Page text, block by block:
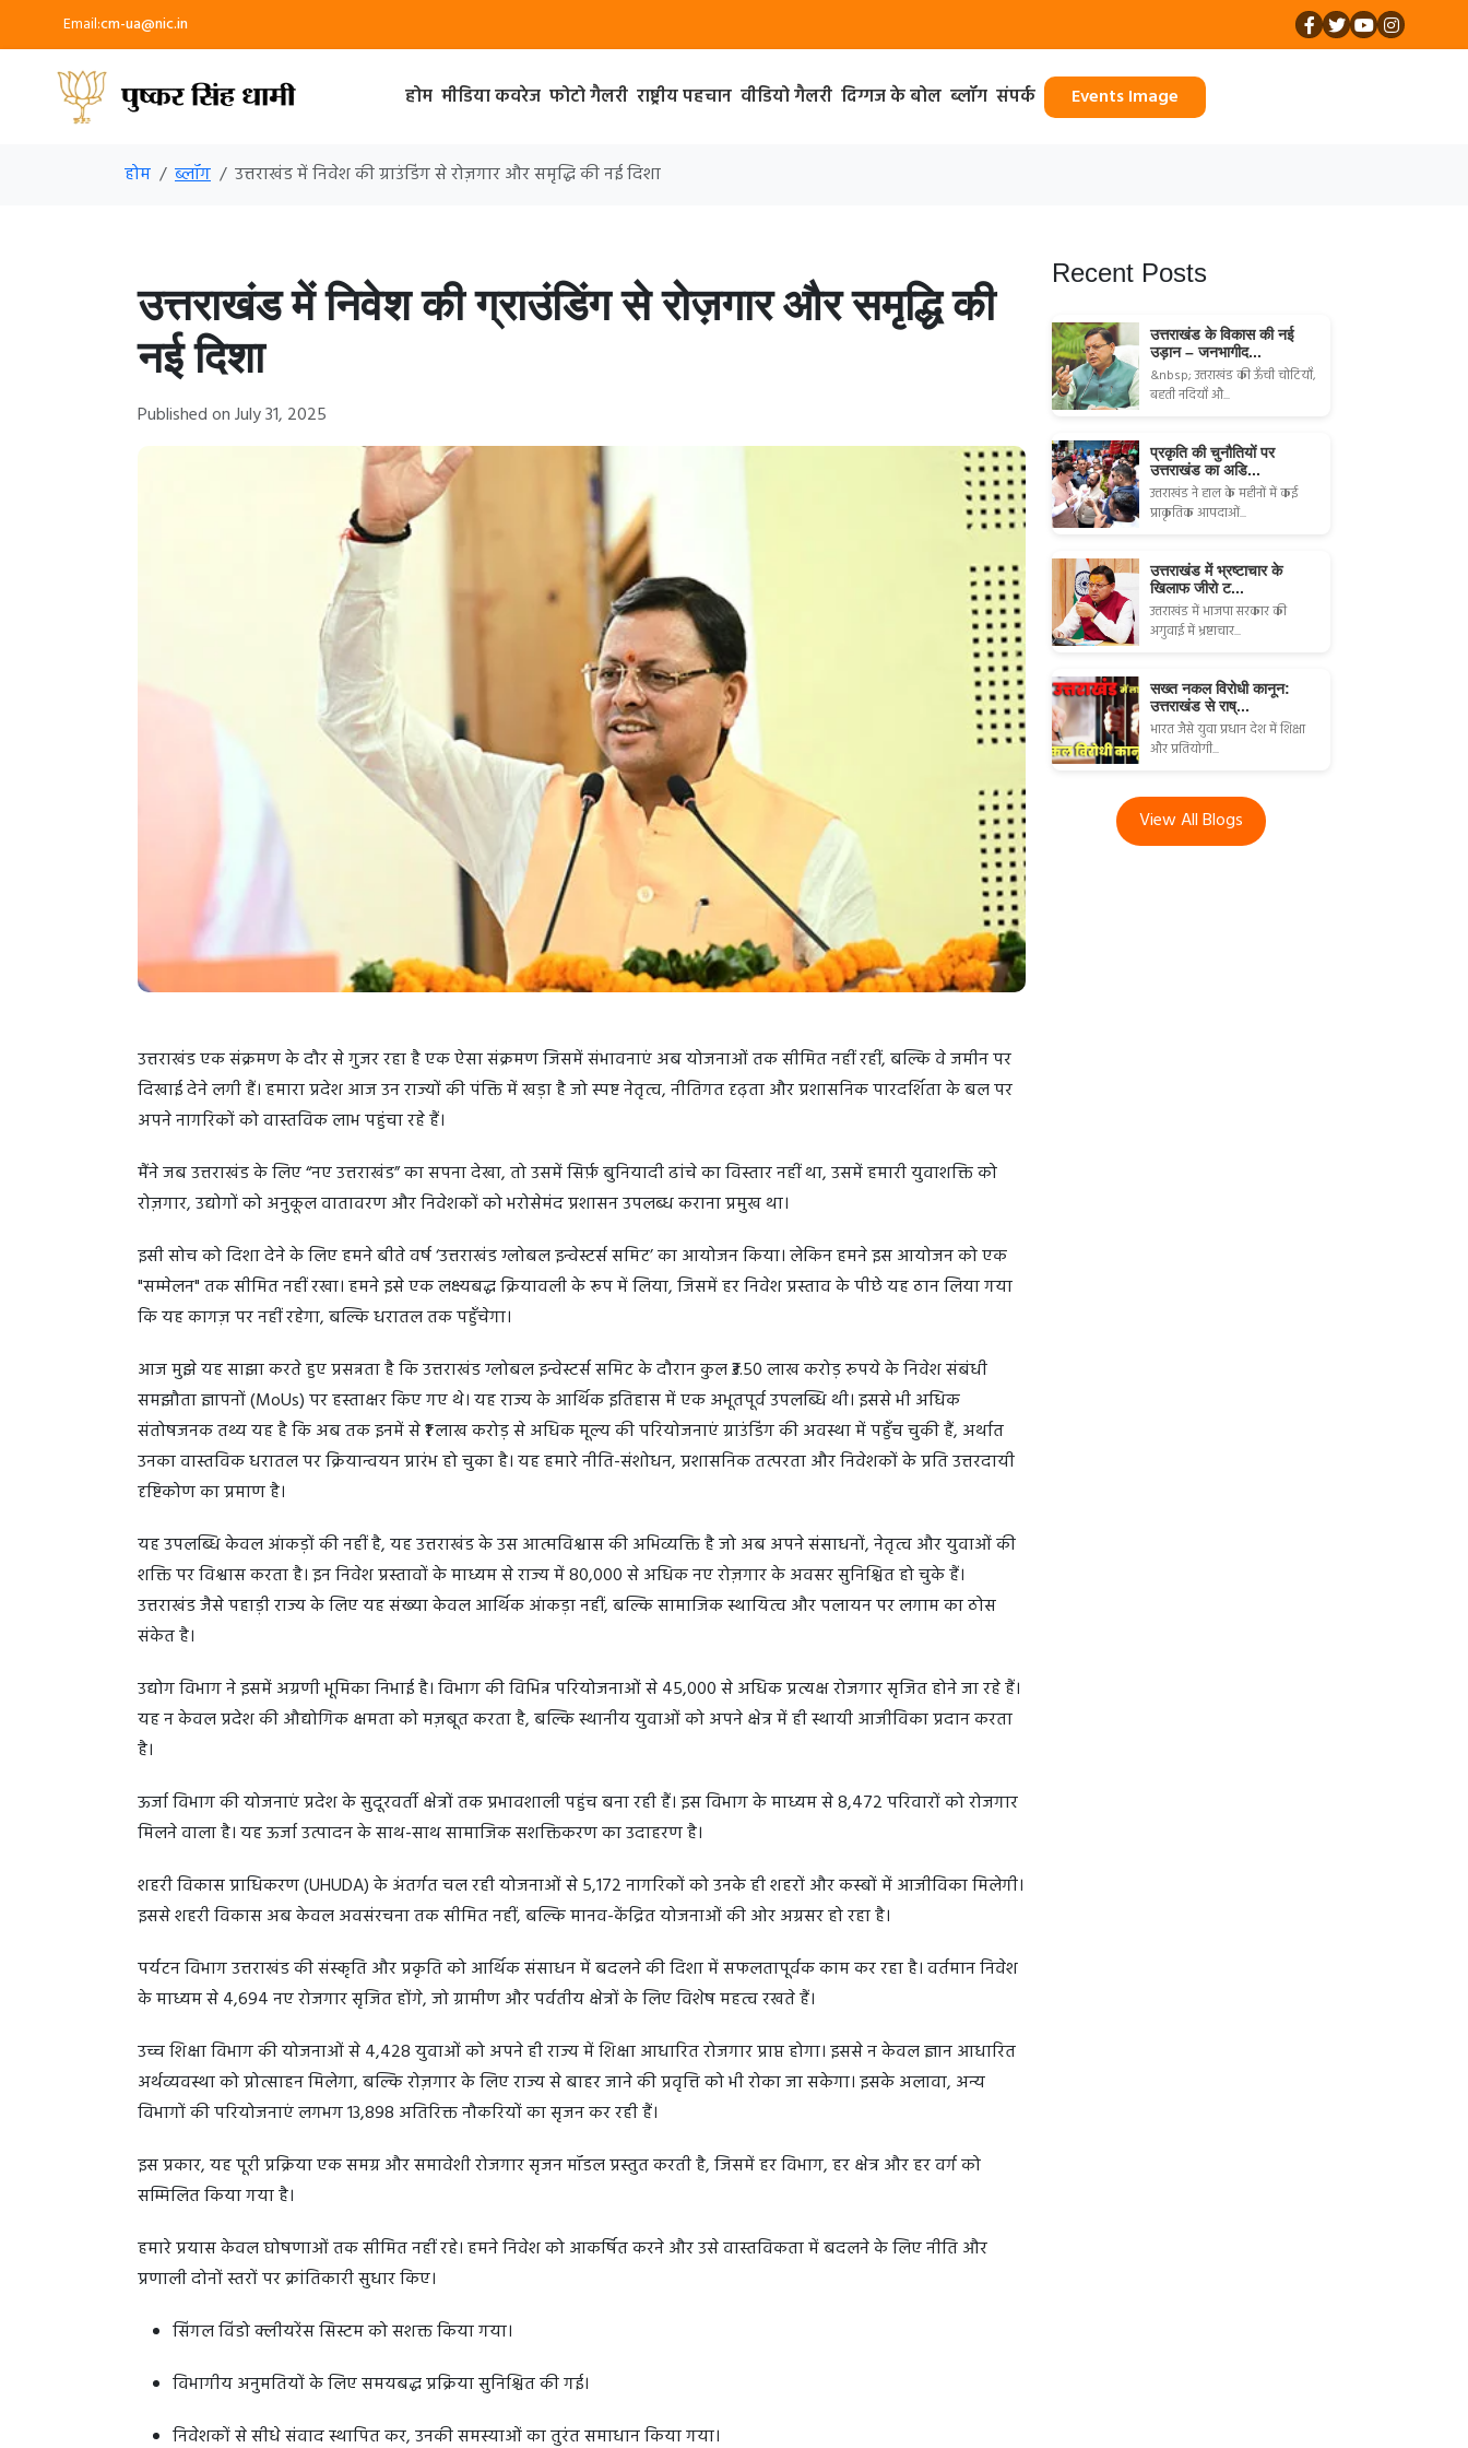
Email:cm-ua@nic.in
होम मीडिया कवरेज फोटो गैलरी राष्ट्रीय पहचान वीडियो गैलरी दिग्गज के बोल ब्लॉग संपर्क Events Image
होम ब्लॉग उत्तराखंड में निवेश की ग्राउंडिंग से रोज़गार और समृद्धि की नई दिशा
उत्तराखंड में निवेश की ग्राउंडिंग से रोज़गार और समृद्धि की
नई दिशा
Published on July 31, 2025
उत्तराखंड एक संक्रमण के दौर से गुजर रहा है एक ऐसा संक्रमण जिसमें संभावनाएं अब योजनाओं तक सीमित नहीं रहीं, बल्कि वे जमीन पर
दिखाई देने लगी हैं। हमारा प्रदेश आज उन राज्यों की पंक्ति में खड़ा है जो स्पष्ट नेतृत्व, नीतिगत दृढ़ता और प्रशासनिक पारदर्शिता के बल पर
अपने नागरिकों को वास्तविक लाभ पहुंचा रहे हैं।
मैंने जब उत्तराखंड के लिए “नए उत्तराखंड” का सपना देखा, तो उसमें सिर्फ़ बुनियादी ढांचे का विस्तार नहीं था, उसमें हमारी युवाशक्ति को
रोज़गार, उद्योगों को अनुकूल वातावरण और निवेशकों को भरोसेमंद प्रशासन उपलब्ध कराना प्रमुख था।
इसी सोच को दिशा देने के लिए हमने बीते वर्ष ‘उत्तराखंड ग्लोबल इन्वेस्टर्स समिट’ का आयोजन किया। लेकिन हमने इस आयोजन को एक
"सम्मेलन" तक सीमित नहीं रखा। हमने इसे एक लक्ष्यबद्ध क्रियावली के रूप में लिया, जिसमें हर निवेश प्रस्ताव के पीछे यह ठान लिया गया
कि यह कागज़ पर नहीं रहेगा, बल्कि धरातल तक पहुँचेगा।
आज मुझे यह साझा करते हुए प्रसन्नता है कि उत्तराखंड ग्लोबल इन्वेस्टर्स समिट के दौरान कुल ₹3.50 लाख करोड़ रुपये के निवेश संबंधी
समझौता ज्ञापनों (MoUs) पर हस्ताक्षर किए गए थे। यह राज्य के आर्थिक इतिहास में एक अभूतपूर्व उपलब्धि थी। इससे भी अधिक
संतोषजनक तथ्य यह है कि अब तक इनमें से ₹1 लाख करोड़ से अधिक मूल्य की परियोजनाएं ग्राउंडिंग की अवस्था में पहुँच चुकी हैं, अर्थात
उनका वास्तविक धरातल पर क्रियान्वयन प्रारंभ हो चुका है। यह हमारे नीति-संशोधन, प्रशासनिक तत्परता और निवेशकों के प्रति उत्तरदायी
दृष्टिकोण का प्रमाण है।
यह उपलब्धि केवल आंकड़ों की नहीं है, यह उत्तराखंड के उस आत्मविश्वास की अभिव्यक्ति है जो अब अपने संसाधनों, नेतृत्व और युवाओं की
शक्ति पर विश्वास करता है। इन निवेश प्रस्तावों के माध्यम से राज्य में 80,000 से अधिक नए रोज़गार के अवसर सुनिश्चित हो चुके हैं।
उत्तराखंड जैसे पहाड़ी राज्य के लिए यह संख्या केवल आर्थिक आंकड़ा नहीं, बल्कि सामाजिक स्थायित्व और पलायन पर लगाम का ठोस
संकेत है।
उद्योग विभाग ने इसमें अग्रणी भूमिका निभाई है। विभाग की विभिन्न परियोजनाओं से 45,000 से अधिक प्रत्यक्ष रोजगार सृजित होने जा रहे हैं।
यह न केवल प्रदेश की औद्योगिक क्षमता को मज़बूत करता है, बल्कि स्थानीय युवाओं को अपने क्षेत्र में ही स्थायी आजीविका प्रदान करता
है।
ऊर्जा विभाग की योजनाएं प्रदेश के सुदूरवर्ती क्षेत्रों तक प्रभावशाली पहुंच बना रही हैं। इस विभाग के माध्यम से 8,472 परिवारों को रोजगार
मिलने वाला है। यह ऊर्जा उत्पादन के साथ-साथ सामाजिक सशक्तिकरण का उदाहरण है।
शहरी विकास प्राधिकरण (UHUDA) के अंतर्गत चल रही योजनाओं से 5,172 नागरिकों को उनके ही शहरों और कस्बों में आजीविका मिलेगी।
इससे शहरी विकास अब केवल अवसंरचना तक सीमित नहीं, बल्कि मानव-केंद्रित योजनाओं की ओर अग्रसर हो रहा है।
पर्यटन विभाग उत्तराखंड की संस्कृति और प्रकृति को आर्थिक संसाधन में बदलने की दिशा में सफलतापूर्वक काम कर रहा है। वर्तमान निवेश
के माध्यम से 4,694 नए रोजगार सृजित होंगे, जो ग्रामीण और पर्वतीय क्षेत्रों के लिए विशेष महत्व रखते हैं।
उच्च शिक्षा विभाग की योजनाओं से 4,428 युवाओं को अपने ही राज्य में शिक्षा आधारित रोजगार प्राप्त होगा। इससे न केवल ज्ञान आधारित
अर्थव्यवस्था को प्रोत्साहन मिलेगा, बल्कि रोज़गार के लिए राज्य से बाहर जाने की प्रवृत्ति को भी रोका जा सकेगा। इसके अलावा, अन्य
विभागों की परियोजनाएं लगभग 13,898 अतिरिक्त नौकरियों का सृजन कर रही हैं।
इस प्रकार, यह पूरी प्रक्रिया एक समग्र और समावेशी रोजगार सृजन मॉडल प्रस्तुत करती है, जिसमें हर विभाग, हर क्षेत्र और हर वर्ग को
सम्मिलित किया गया है।
हमारे प्रयास केवल घोषणाओं तक सीमित नहीं रहे। हमने निवेश को आकर्षित करने और उसे वास्तविकता में बदलने के लिए नीति और
प्रणाली दोनों स्तरों पर क्रांतिकारी सुधार किए।
सिंगल विंडो क्लीयरेंस सिस्टम को सशक्त किया गया।
विभागीय अनुमतियों के लिए समयबद्ध प्रक्रिया सुनिश्चित की गई।
निवेशकों से सीधे संवाद स्थापित कर, उनकी समस्याओं का तुरंत समाधान किया गया।
Recent Posts
उत्तराखंड के विकास की नई
उड़ान – जनभागीद...
&nbsp; उत्तराखंड की ऊँची चोटियाँ,
बहती नदियाँ औ...
प्रकृति की चुनौतियों पर
उत्तराखंड का अडि...
उत्तराखंड ने हाल के महीनों में कई
प्राकृतिक आपदाओं...
उत्तराखंड में भ्रष्टाचार के
खिलाफ जीरो ट...
उत्तराखंड में भाजपा सरकार की
अगुवाई में भ्रष्टाचार...
सख्त नकल विरोधी कानून:
उत्तराखंड से राष्...
भारत जैसे युवा प्रधान देश में शिक्षा
और प्रतियोगी...
View All Blogs